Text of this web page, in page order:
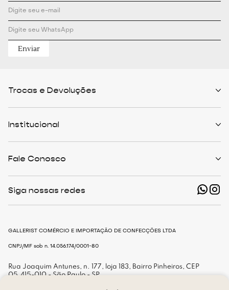
Enviar
Trocas e Devoluções
Formas de Pagamento
Cashback
Institucional
The Outlist
Nossas Lojas
Trabalhe Conosco
Fale Conosco
shop@gallerist.com.br
Siga nossas redes
GALLERIST COMÉRCIO E IMPORTAÇÃO DE CONFECÇÕES LTDA
CNPJ/MF sob n. 14.056.174/0001-80
Rua Joaquim Antunes, n. 177, loja 183, Bairro Pinheiros, CEP
05.415-010 - São Paulo - SP